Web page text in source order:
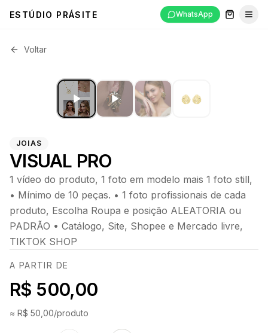
ESTÚDIO PRÁSITE WhatsApp
Voltar
JOIAS
VISUAL PRO
1 vídeo do produto, 1 foto em modelo mais 1 foto still,
• Mínimo de 10 peças. • 1 foto profissionais de cada
produto, Escolha Roupa e posição ALEATORIA ou
PADRÃO • Catálogo, Site, Shopee e Mercado livre,
TIKTOK SHOP
A PARTIR DE
R$ 500,00
≈ R$ 50,00/produto